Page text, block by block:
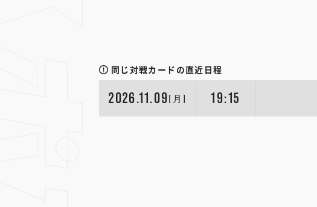
同じ対戦カードの直近日程
2026.11.09[月] 19:15